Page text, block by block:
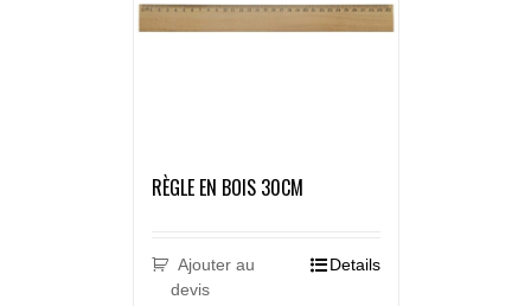
RÈGLE EN BOIS 30CM
Ajouter au
devis
Details